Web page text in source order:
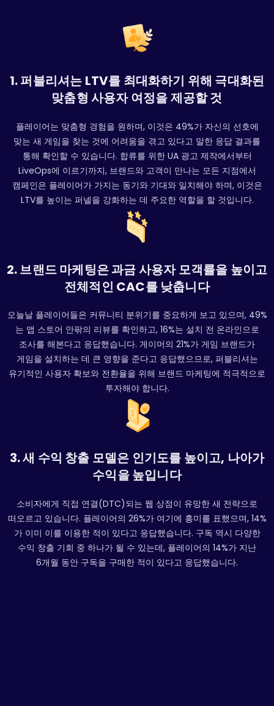
1. 퍼블리셔는 LTV를 최대화하기 위해 극대화된
맞춤형 사용자 여정을 제공할 것
플레이어는 맞춤형 경험을 원하며, 이것은 49%가 자신의 선호에
맞는 새 게임을 찾는 것에 어려움을 겪고 있다고 말한 응답 결과를
통해 확인할 수 있습니다. 합류를 위한 UA 광고 제작에서부터
LiveOps에 이르기까지, 브랜드와 고객이 만나는 모든 지점에서
캠페인은 플레이어가 가지는 동기와 기대와 일치해야 하며, 이것은
LTV를 높이는 퍼넬을 강화하는 데 주요한 역할을 할 것입니다.
2. 브랜드 마케팅은 과금 사용자 모객률을 높이고
전체적인 CAC를 낮춥니다
오늘날 플레이어들은 커뮤니티 분위기를 중요하게 보고 있으며, 49%
는 앱 스토어 안팎의 리뷰를 확인하고, 16%는 설치 전 온라인으로
조사를 해본다고 응답했습니다. 게이머의 21%가 게임 브랜드가
게임을 설치하는 데 큰 영향을 준다고 응답했으므로, 퍼블리셔는
유기적인 사용자 확보와 전환율을 위해 브랜드 마케팅에 적극적으로
투자해야 합니다.
3. 새 수익 창출 모델은 인기도를 높이고, 나아가
수익을 높입니다
소비자에게 직접 연결(DTC)되는 웹 상점이 유망한 새 전략으로
떠오르고 있습니다. 플레이어의 26%가 여기에 흥미를 표했으며, 14%
가 이미 이를 이용한 적이 있다고 응답했습니다. 구독 역시 다양한
수익 창출 기회 중 하나가 될 수 있는데, 플레이어의 14%가 지난
6개월 동안 구독을 구매한 적이 있다고 응답했습니다.